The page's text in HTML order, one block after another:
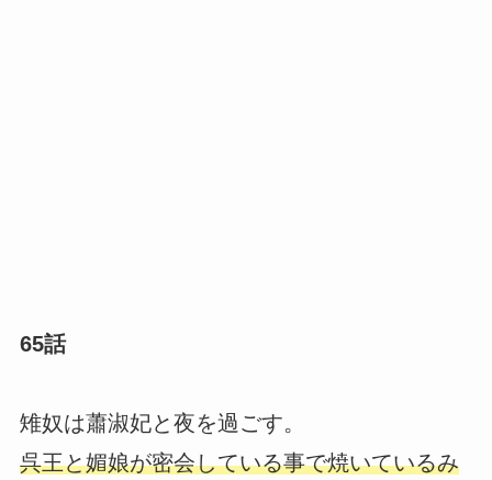
65話
雉奴は蕭淑妃と夜を過ごす。
呉王と媚娘が密会している事で焼いているみ